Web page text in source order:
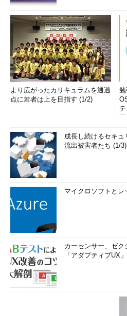
より広がったカリキュラムを通過
点に若者は上を目指す (1/2)
成長し続けるセキ
流出被害者たち (1/3)
マイクロソフトと
カーセンサー、ゼ
「アダプティブUX